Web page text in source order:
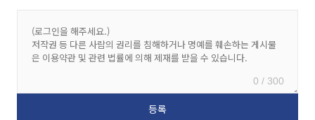
0 / 300